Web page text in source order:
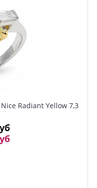
Radiant Yellow 7,3